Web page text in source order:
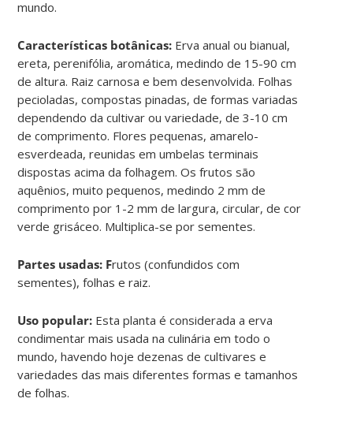
mundo.
Características botânicas: Erva anual ou bianual,
ereta, perenifólia, aromática, medindo de 15-90 cm
de altura. Raiz carnosa e bem desenvolvida. Folhas
pecioladas, compostas pinadas, de formas variadas
dependendo da cultivar ou variedade, de 3-10 cm
de comprimento. Flores pequenas, amarelo-
esverdeada, reunidas em umbelas terminais
dispostas acima da folhagem. Os frutos são
aquênios, muito pequenos, medindo 2 mm de
comprimento por 1-2 mm de largura, circular, de cor
verde grisáceo. Multiplica-se por sementes.
Partes usadas: Frutos (confundidos com
sementes), folhas e raiz.
Uso popular: Esta planta é considerada a erva
condimentar mais usada na culinária em todo o
mundo, havendo hoje dezenas de cultivares e
variedades das mais diferentes formas e tamanhos
de folhas.